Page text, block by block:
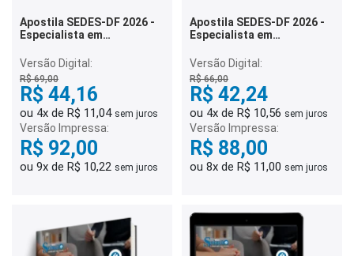
Apostila SEDES-DF 2026 -
Especialista em
Assistência Social (EDAS) -
Nutrição
Versão Digital:
R$ 69,00
R$ 44,16
ou 4x de R$ 11,04 sem juros
Versão Impressa:
R$ 92,00
ou 9x de R$ 10,22 sem juros
Apostila SEDES-DF 2026 -
Especialista em
Assistência Social (EDAS) -
Educador Social
Versão Digital:
R$ 66,00
R$ 42,24
ou 4x de R$ 10,56 sem juros
Versão Impressa:
R$ 88,00
ou 8x de R$ 11,00 sem juros